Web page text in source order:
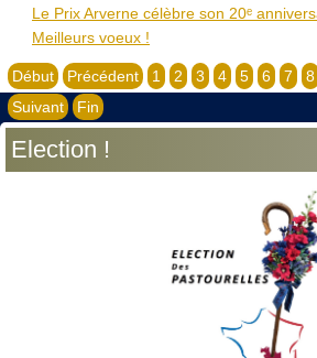
Le Prix Arverne célèbre son 20ᵉ
Meilleurs voeux !
Début Précédent 1 2 3 4 5 6 7 8
Suivant
Fin
Election !